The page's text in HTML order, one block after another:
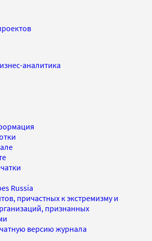
аналитика
Russia
причастных к экстремизму и
признанных
версию журнала